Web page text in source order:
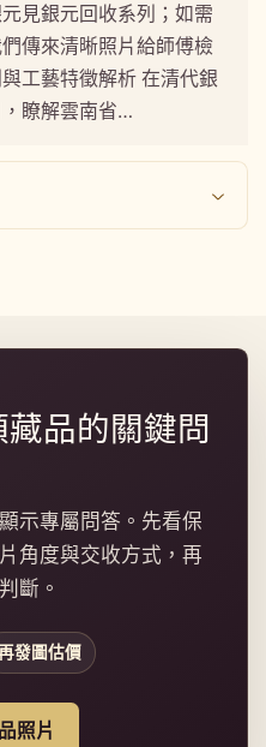
見銀元回收系列；如需
傳來清晰照片給師傅檢
工藝特徵解析 在清代銀
瞭解雲南省…
品的關鍵問
示專屬問答。先看保
角度與交收方式，再
斷。
發圖估價
照片